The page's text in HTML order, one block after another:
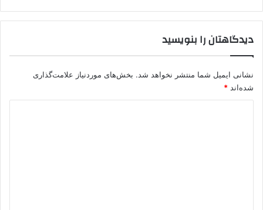
دیدگاهتان را بنویسید
نشانی ایمیل شما منتشر نخواهد شد. بخش‌های موردنیاز علامت‌گذاری
شده‌اند *